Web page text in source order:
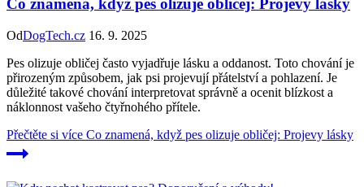
Co znamená, když pes olizuje obličej: Projevy lásky
OdDogTech.cz 16. 9. 2025
Pes olizuje obličej často vyjadřuje lásku a oddanost. Toto chování je
přirozeným způsobem, jak psi projevují přátelství a pohlazení. Je
důležité takové chování interpretovat správně a ocenit blízkost a
náklonnost vašeho čtyřnohého přítele.
Přečtěte si více Co znamená, když pes olizuje obličej: Projevy lásky